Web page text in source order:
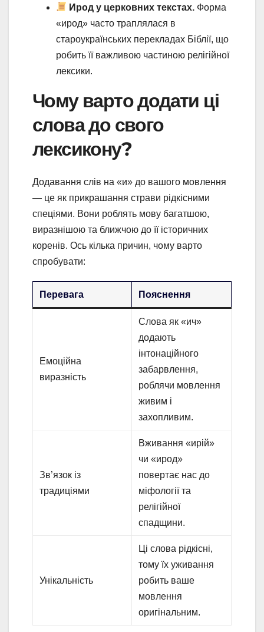
Ирод у церковних текстах. Форма
«ирод» часто траплялася в
староукраїнських перекладах Біблії, що
робить її важливою частиною релігійної
лексики.
Чому варто додати ці
слова до свого
лексикону?
Додавання слів на «и» до вашого мовлення
— це як прикрашання страви рідкісними
спеціями. Вони роблять мову багатшою,
виразнішою та ближчою до її історичних
коренів. Ось кілька причин, чому варто
спробувати:
Перевага Пояснення
Емоційна
виразність
Слова як «ич»
додають
інтонаційного
забарвлення,
роблячи мовлення
живим і
захопливим.
Зв’язок із
традиціями
Вживання «ирій»
чи «ирод»
повертає нас до
міфології та
релігійної
спадщини.
Унікальність
Ці слова рідкісні,
тому їх уживання
робить ваше
мовлення
оригінальним.